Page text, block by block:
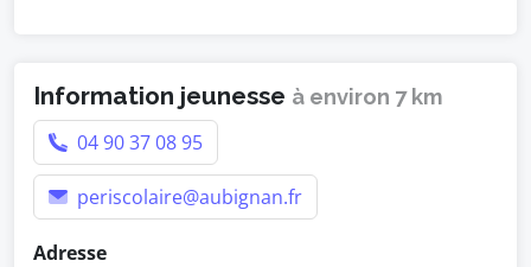
Information jeunesse à environ 7 km
04 90 37 08 95
periscolaire@aubignan.fr
Adresse